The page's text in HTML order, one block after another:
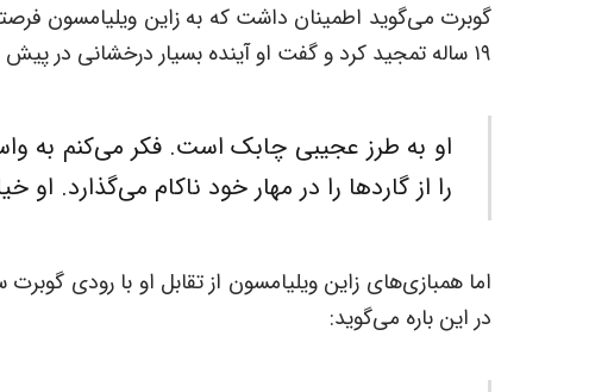
گوبرت می‌گوید اطمینان داشت که به زاین ویلیامسون
۱۹ ساله تمجید کرد و گفت او آینده بسیار درخشانی در پیش دارد. گوبرت در این باره گفت:
او به طرز عجیبی چابک است. فکر می‌کنم به
را از گاردها را در مهار خود ناکام می‌گذارد.
اما همبازی‌های زاین ویلیامسون از تقابل او با رودی گوبرت
در این باره می‌گوید: